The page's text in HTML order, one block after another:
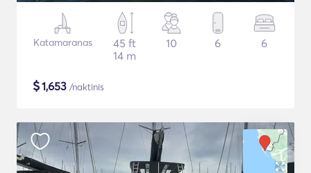
Katamaranas
45 ft
14 m
10 6 6
$1,653 /naktinis